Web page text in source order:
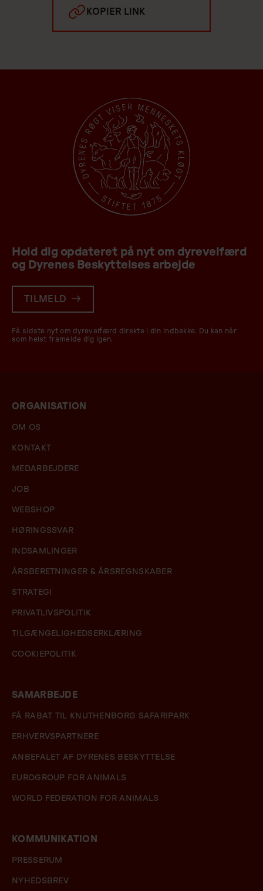
KOPIER LINK
Hold dig opdateret på nyt om dyrevelfærd
og Dyrenes Beskyttelses arbejde
TILMELD
Få sidste nyt om dyrevelfærd direkte i din indbakke. Du kan når
som helst framelde dig igen.
ORGANISATION
OM OS
KONTAKT
MEDARBEJDERE
JOB
WEBSHOP
HØRINGSSVAR
INDSAMLINGER
ÅRSBERETNINGER & ÅRSREGNSKABER
STRATEGI
PRIVATLIVSPOLITIK
TILGÆNGELIGHEDSERKLÆRING
COOKIEPOLITIK
SAMARBEJDE
FÅ RABAT TIL KNUTHENBORG SAFARIPARK
ERHVERVSPARTNERE
ANBEFALET AF DYRENES BESKYTTELSE
EUROGROUP FOR ANIMALS
WORLD FEDERATION FOR ANIMALS
KOMMUNIKATION
PRESSERUM
NYHEDSBREV